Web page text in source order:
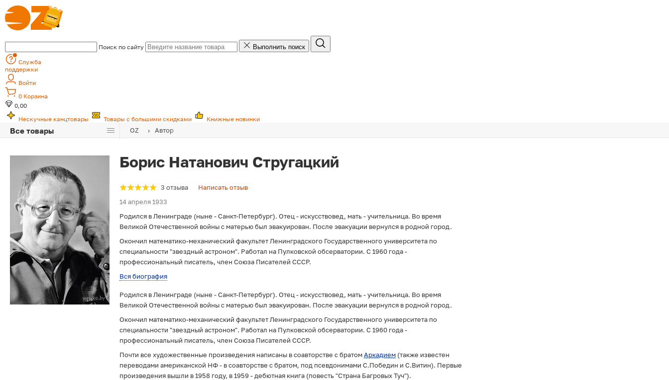
Поиск по сайту
Выполнить поиск
Служба
поддержки
Войти
0 Корзина
0,00
Нескучные канцтовары
Товары с большими скидками Книжные новинки
Все товары OZ Автор
Борис Натанович Стругацкий
3 отзыва
Написать отзыв
14 апреля 1933
Родился в Ленинграде (ныне - Санкт-Петербург). Отец - искусствовед, мать - учительница. Во время
Великой Отечественной войны с матерью был эвакуирован. После эвакуации вернулся в родной город.
Окончил математико-механический факультет Ленинградского Государственного университета по
специальности "звездный астроном". Работал на Пулковской обсерватории. С 1960 года -
профессиональный писатель, член Союза Писателей СССР.
Вся биография
Родился в Ленинграде (ныне - Санкт-Петербург). Отец - искусствовед, мать - учительница. Во время
Великой Отечественной войны с матерью был эвакуирован. После эвакуации вернулся в родной город.
Окончил математико-механический факультет Ленинградского Государственного университета по
специальности "звездный астроном". Работал на Пулковской обсерватории. С 1960 года -
профессиональный писатель, член Союза Писателей СССР.
Почти все художественные произведения написаны в соавторстве с братомАркадием (также известен
переводами американской НФ - в соавторстве с братом, под псевдонимами С.Победин и С.Витин). Первые
произведения вышли в 1958 году, в 1959 - дебютная книга (повесть "Страна Багровых Туч").
Подписка на рассылку
Получить SMS с кодом
соответствии сусловиями обработкииПолитикой
в отношении обработки персональных данных, а
ознакомился сразъяснением прав и
последствиями дачи согласия/отказа . *